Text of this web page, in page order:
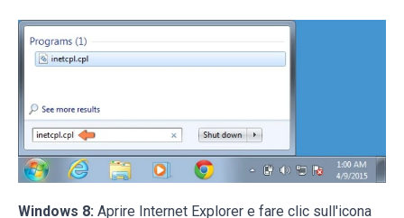
Windows 8: Aprire Internet Explorer e fare clic sull'icona